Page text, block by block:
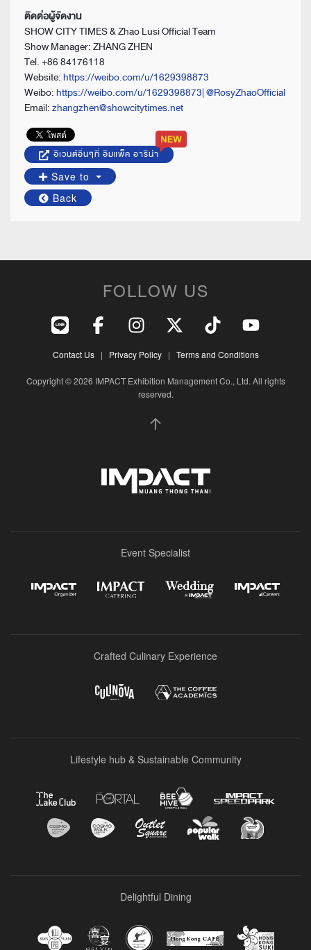
ติดต่อผู้จัดงาน
SHOW CITY TIMES & Zhao Lusi Official Team
Show Manager: ZHANG ZHEN
Tel. +86 84176118
Website:https://weibo.com/u/1629398873
Weibo:https://weibo.com/u/1629398873| @RosyZhaoOfficial
Email:zhangzhen@showcitytimes.net
อีเวนต์อื่นๆที่ อิมแพ็ค อารีน่า
Save to
Back
FOLLOW US
Contact Us| Privacy Policy| Terms and Conditions
Copyright © 2026 IMPACT Exhibition Management Co., Ltd. All rights
reserved.
Event Specialist
Crafted Culinary Experience
Lifestyle hub & Sustainable Community
Delightful Dining